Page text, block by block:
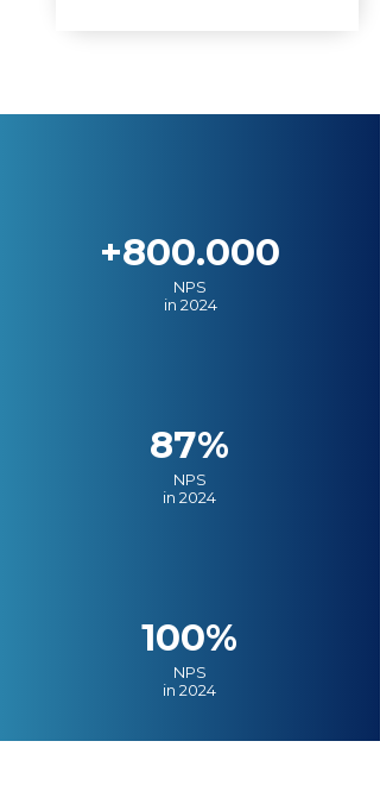
+800.000
NPS
in 2024
87%
NPS
in 2024
100%
NPS
in 2024